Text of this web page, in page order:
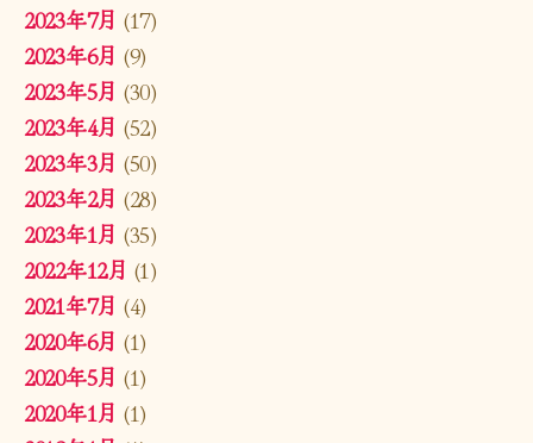
2023年7月 (17)
2023年6月 (9)
2023年5月 (30)
2023年4月 (52)
2023年3月 (50)
2023年2月 (28)
2023年1月 (35)
2022年12月 (1)
2021年7月 (4)
2020年6月 (1)
2020年5月 (1)
2020年1月 (1)